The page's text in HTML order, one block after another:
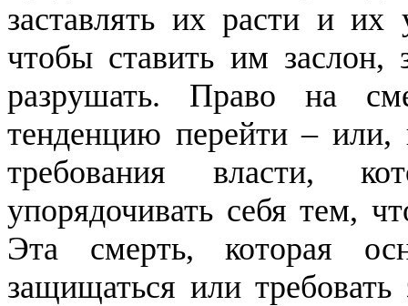
заставлять их расти и их
чтобы ставить им заслон,
разрушать. Право на
тенденцию перейти – или,
требования власти,
упорядочивать себя тем,
Эта смерть, которая
защищаться или